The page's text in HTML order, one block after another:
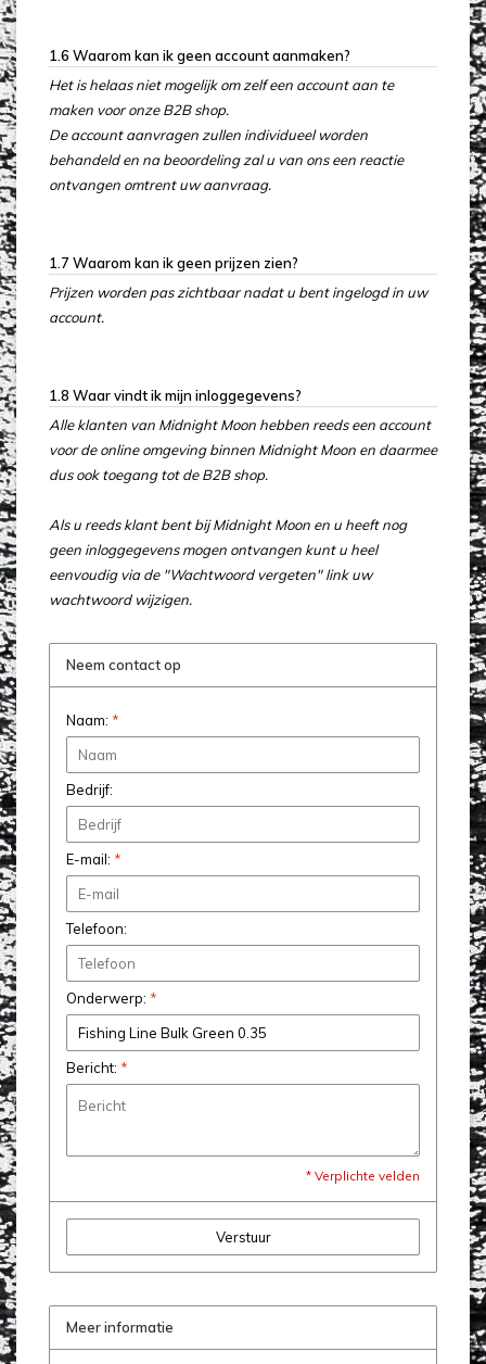
1.6 Waarom kan ik geen account aanmaken?
Het is helaas niet mogelijk om zelf een account aan te
maken voor onze B2B shop.
De account aanvragen zullen individueel worden
behandeld en na beoordeling zal u van ons een reactie
ontvangen omtrent uw aanvraag.
1.7 Waarom kan ik geen prijzen zien?
Prijzen worden pas zichtbaar nadat u bent ingelogd in uw
account.
1.8 Waar vindt ik mijn inloggegevens?
Alle klanten van Midnight Moon hebben reeds een account
voor de online omgeving binnen Midnight Moon en daarmee
dus ook toegang tot de B2B shop.
Als u reeds klant bent bij Midnight Moon en u heeft nog
geen inloggegevens mogen ontvangen kunt u heel
eenvoudig via de "Wachtwoord vergeten" link uw
wachtwoord wijzigen.
Neem contact op
Naam: *
Bedrijf:
E-mail: *
Telefoon:
Onderwerp: *
Bericht: *
* Verplichte velden
Verstuur
Meer informatie